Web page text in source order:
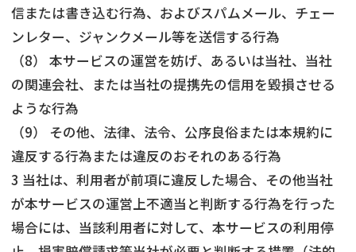
信または書き込む行為、およびスパムメール、チェー
ンレター、ジャンクメール等を送信する行為
（8） 本サービスの運営を妨げ、あるいは当社、当社
の関連会社、または当社の提携先の信用を毀損させる
ような行為
（9） その他、法律、法令、公序良俗または本規約に
違反する行為または違反のおそれのある行為
3 当社は、利用者が前項に違反した場合、その他当社
が本サービスの運営上不適当と判断する行為を行った
場合には、当該利用者に対して、本サービスの利用停